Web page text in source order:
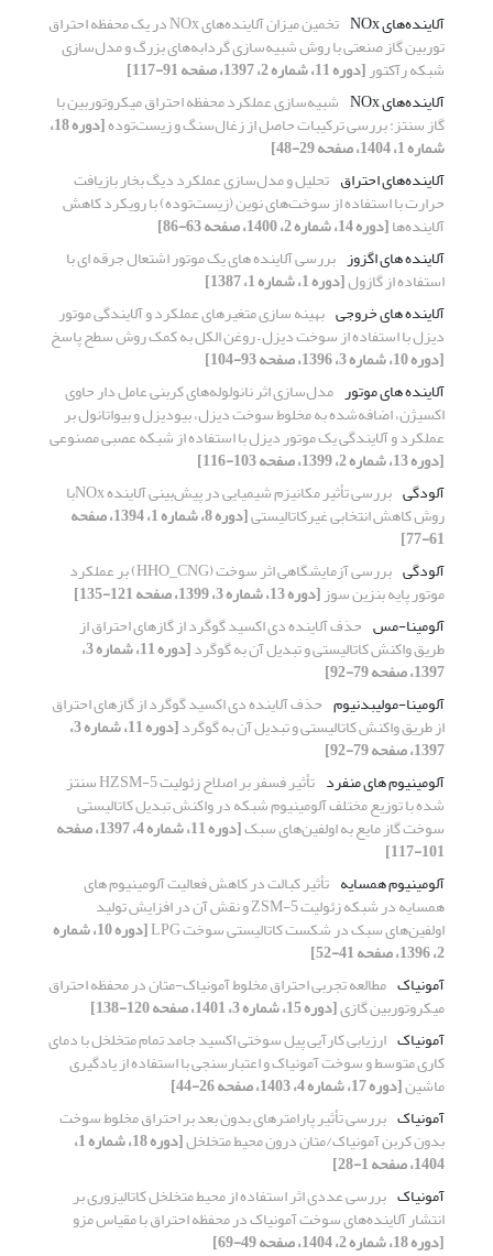
آلاینده‌های NOx
تخمین میزان آلاینده‌های NOx در یک محفظه احتراق
توربین گاز صنعتی با روش شبیه‌سازی گردابه‌های بزرگ و مدل‌سازی
شبکه رآکتور[دوره 11، شماره 2، 1397، صفحه 91-117]
آلاینده‌های NOx
شبیه‌سازی عملکرد محفظه احتراق میکروتوربین با
گاز سنتز: بررسی ترکیبات حاصل از زغال‌سنگ و زیست‌توده [دوره 18،
شماره 1، 1404، صفحه 29-48]
آلاینده‌های احتراق تحلیل و مدل‌سازی عملکرد دیگ بخار بازیافت
حرارت با استفاده از سوخت‌های نوین (زیست‌توده) با رویکرد کاهش
آلاینده‌ها[دوره 14، شماره 2، 1400، صفحه 63-86]
آلاینده ­های اگزوز بررسی آلاینده ­های یک موتور اشتعال جرقه ­ای با
استفاده از گازول[دوره 1، شماره 1، 1387]
آلاینده های خروجی بهینه سازی متغیرهای عملکرد و آلایندگی موتور
دیزل با استفاده از سوخت دیزل – روغن الکل به کمک روش سطح پاسخ
[دوره 10، شماره 3، 1396، صفحه 93-104]
آلاینده‏ های موتور مدل‌سازی اثر نانولوله‌های کربنی عامل دار حاوی
اکسیژن، اضافه‌شده به مخلوط سوخت دیزل، بیودیزل و بیواتانول بر
عملکرد و آلایندگی یک موتور دیزل با استفاده از شبکه عصبی مصنوعی
[دوره 13، شماره 2، 1399، صفحه 103-116]
آلودگی
بررسی تأثیر مکانیزم ‌شیمیایی در پیش‌بینی آلاینده NOxبا
روش کاهش انتخابی غیرکاتالیستی [دوره 8، شماره 1، 1394، صفحه
61-77]
آلودگی
بررسی آزمایشگاهی اثر سوخت (HHO_CNG) بر عملکرد
موتور پایه بنزین سوز[دوره 13، شماره 3، 1399، صفحه 121-135]
آلومینا-مس حذف آلاینده دی اکسید گوگرد از گازهای احتراق از
طریق واکنش کاتالیستی و تبدیل آن به گوگرد [دوره 11، شماره 3،
1397، صفحه 79-92]
آلومینا-مولیبدنیوم حذف آلاینده دی اکسید گوگرد از گازهای احتراق
از طریق واکنش کاتالیستی و تبدیل آن به گوگرد [دوره 11، شماره 3،
1397، صفحه 79-92]
آلومینیوم های منفرد
تأثیر فسفر بر اصلاح زئولیت HZSM-5 سنتز
شده با توزیع مختلف آلومینیوم شبکه در واکنش تبدیل کاتالیستی
سوخت گاز مایع به اولفین‌های سبک [دوره 11، شماره 4، 1397، صفحه
101-117]
آلومینیوم همسایه تأثیر کبالت در کاهش فعالیت آلومینیوم های
همسایه در شبکه زئولیت ZSM-5 و نقش آن در افزایش تولید
اولفین‌های سبک در شکست کاتالیستی سوخت LPG [دوره 10، شماره
2، 1396، صفحه 41-52]
آمونیاک مطالعه تجربی احتراق مخلوط آمونیاک-متان در محفظه احتراق
میکروتوربین گازی[دوره 15، شماره 3، 1401، صفحه 120-138]
آمونیاک ارزیابی کارآیی پیل سوختی اکسید جامد تمام متخلخل با دمای
کاری متوسط و سوخت آمونیاک و اعتبارسنجی با استفاده از یادگیری
ماشین[دوره 17، شماره 4، 1403، صفحه 26-44]
آمونیاک بررسی تأثیر پارامترهای بدون بعد بر احتراق مخلوط سوخت
بدون کربن آمونیاک/متان درون محیط متخلخل [دوره 18، شماره 1،
1404، صفحه 1-28]
آمونیاک بررسی عددی اثر استفاده از محیط متخلخل کاتالیزوری بر
انتشار آلاینده‌های سوخت آمونیاک در محفظه احتراق با مقیاس مزو
[دوره 18، شماره 2، 1404، صفحه 49-69]